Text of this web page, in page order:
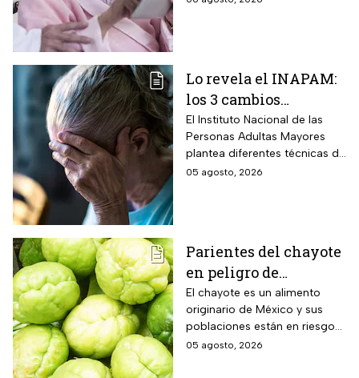
mejorar la atención
Lo revela el INAPAM:
los 3 cambios
silenciosos que sufre
tu cerebro de forma
natural al envejecer
El Instituto Nacional de las
Personas Adultas Mayores
plantea diferentes técnicas de
estimulación mental para
05 agosto, 2026
Parientes del chayote
en peligro de
extinción, advierte
Instituto de Ecología
El chayote es un alimento
originario de México y sus
poblaciones están en riesgo
de desaparecer a corto plazo
05 agosto, 2026